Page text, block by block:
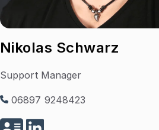
Nikolas Schwarz
Support Manager
06897 9248423